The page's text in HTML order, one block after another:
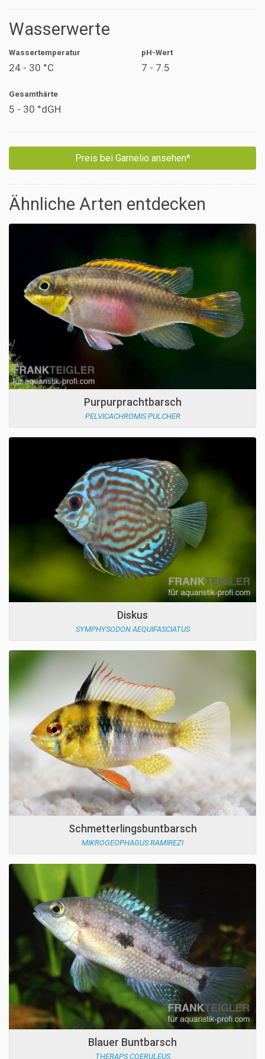
Wasserwerte
Wassertemperatur
24 - 30 °C
pH-Wert
7 - 7.5
Gesamthärte
5 - 30 °dGH
Preis bei Garnelio ansehen*
Ähnliche Arten entdecken
Purpurprachtbarsch
PELVICACHROMIS PULCHER
Diskus
SYMPHYSODON AEQUIFASCIATUS
Schmetterlingsbuntbarsch
MIKROGEOPHAGUS RAMIREZI
Blauer Buntbarsch
THERAPS COERULEUS